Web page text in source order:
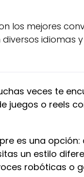
los mejores
idiomas
veces te
juegos o reels
es una
un estilo
robóticas o